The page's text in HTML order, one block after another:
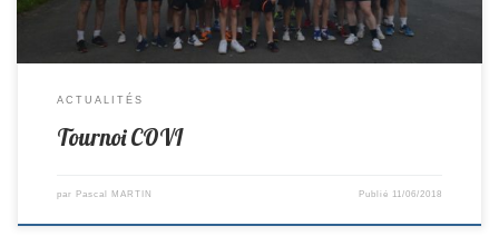
ACTUALITÉS
Tournoi COVI
par Pascal MARTIN Publié 11/06/2018